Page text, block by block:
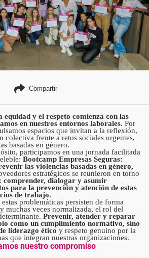
Compartir
y el respeto comienza con las
en nuestros entornos laborales. Por
espacios que invitan a la reflexión,
colectiva frente a retos sociales urgentes,
basadas en género.
participamos en una jornada facilitada
Bootcamp Empresas Seguras:
las violencias basadas en género,
estratégicos se reunieron en torno
comprender, dialogar y asumir
para la prevención y atención de estas
de trabajo.
problemáticas persisten de forma
muchas veces normalizada, el rol del
Prevenir, atender y reparar
como un cumplimiento normativo, sino
liderazgo ético y respeto genuino por la
que integran nuestras organizaciones.
nuestro compromiso